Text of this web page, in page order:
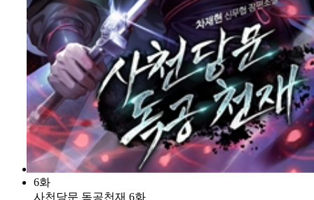
6화
사천당문 독공천재 6화